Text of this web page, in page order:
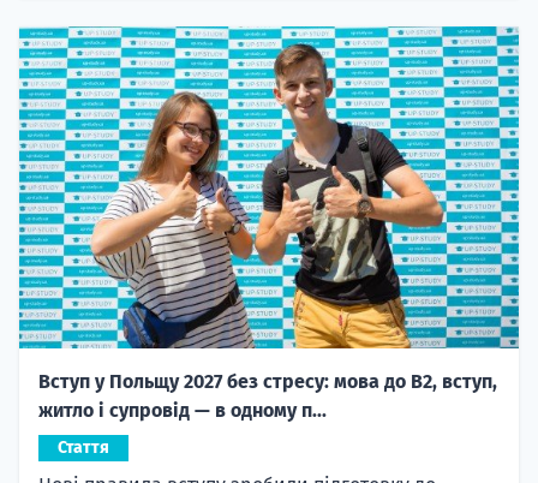
Вступ у Польщу 2027 без стресу: мова до B2, вступ,
житло і супровід — в одному п...
Стаття